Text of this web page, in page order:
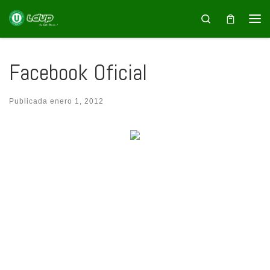
Saltar al contenido Search
Facebook Oficial
Publicada enero 1, 2012